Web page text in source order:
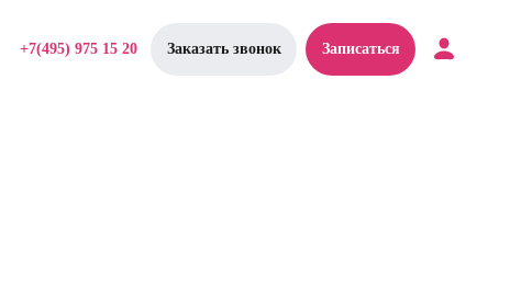
+7(495) 975 15 20 Заказать звонок Записаться